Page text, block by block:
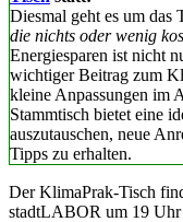
Diesmal geht es um das
die nichts oder wenig
Energiesparen ist nicht
wichtiger Beitrag zum
kleine Anpassungen im
Stammtisch bietet eine
auszutauschen, neue
Tipps zu erhalten.
Der KlimaPrak-Tisch
stadtLABOR um 19 Uhr